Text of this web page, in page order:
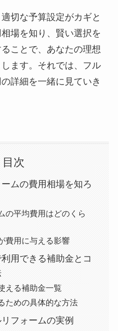
切な予算設定がカギと
場を知り、賢い選択を
ことで、あなたの理想
ます。それでは、フル
詳細を一緒に見ていき
目次
ムの費用相場を知ろ
の平均費用はどのくら
費用に与える影響
用できる補助金とコ
える補助金一覧
ための具体的な方法
フォームの実例